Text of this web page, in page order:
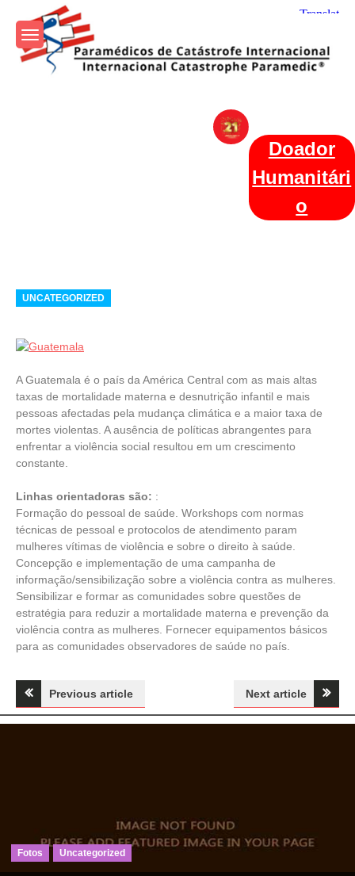
content
Internacional
Doador
Humanitári
o
Categories
UNCATEGORIZED
A Guatemala é o país da América Central com as mais altas
taxas de mortalidade materna e desnutrição infantil e mais
pessoas afectadas pela mudança climática e a maior taxa de
mortes violentas. A ausência de políticas abrangentes para
enfrentar a violência social resultou em um crescimento
constante.
Linhas orientadoras são: :
Formação do pessoal de saúde. Workshops com normas
técnicas de pessoal e protocolos de atendimento param
mulheres vítimas de violência e sobre o direito à saúde.
Concepção e implementação de uma campanha de
informação/sensibilização sobre a violência contra as mulheres.
Sensibilizar e formar as comunidades sobre questões de
estratégia para reduzir a mortalidade materna e prevenção da
violência contra as mulheres. Fornecer equipamentos básicos
para as comunidades observadores de saúde no país.
Navegação
de
Previous article Next article
Fotos
Uncategorized